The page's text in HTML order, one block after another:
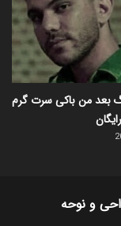
بعد من باکی سرت گرم
و نوحه